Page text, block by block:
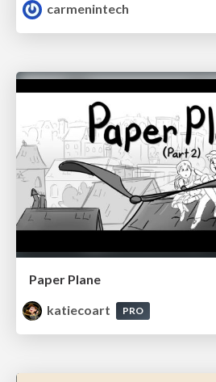
carmenintech
Paper Plane
katiecoart
PRO